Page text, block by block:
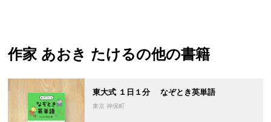
作家 あおき たけるの他の書籍
東大式 １日１分 なぞとき英単語
東京 神保町